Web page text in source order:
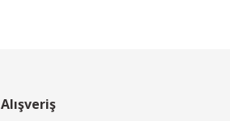
Alışveriş